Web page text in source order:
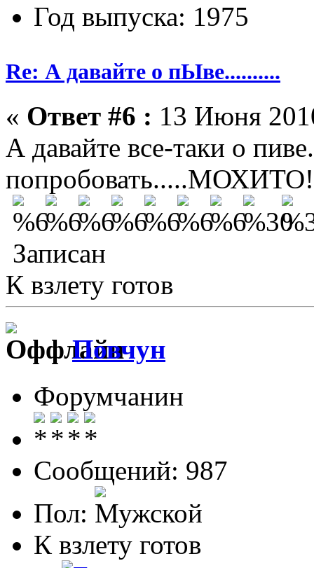
Год выпуска: 1975
Re: А давайте о пЫве..........
« Ответ #6 : 13 Июня
А давайте все-таки о
Записан
К взлету готов
Повчун
Форумчанин
Сообщений: 987
Пол:
К взлету готов